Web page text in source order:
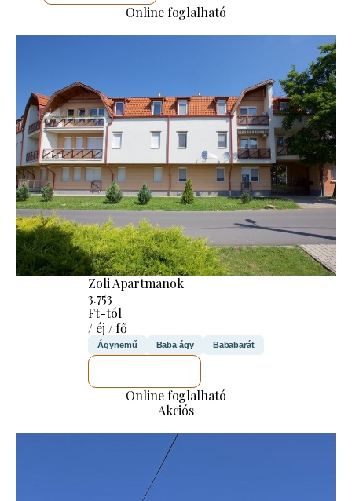
Online foglalható
Zoli Apartmanok
3.753
Ft-tól
/ éj / fő
Ágynemű Baba ágy Bababarát
Online foglalható
Akciós